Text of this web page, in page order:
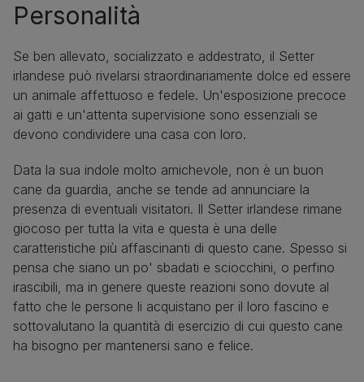
Personalità
Se ben allevato, socializzato e addestrato, il Setter
irlandese può rivelarsi straordinariamente dolce ed essere
un animale affettuoso e fedele. Un'esposizione precoce
ai gatti e un'attenta supervisione sono essenziali se
devono condividere una casa con loro.
Data la sua indole molto amichevole, non è un buon
cane da guardia, anche se tende ad annunciare la
presenza di eventuali visitatori. Il Setter irlandese rimane
giocoso per tutta la vita e questa è una delle
caratteristiche più affascinanti di questo cane. Spesso si
pensa che siano un po' sbadati e sciocchini, o perfino
irascibili, ma in genere queste reazioni sono dovute al
fatto che le persone li acquistano per il loro fascino e
sottovalutano la quantità di esercizio di cui questo cane
ha bisogno per mantenersi sano e felice.